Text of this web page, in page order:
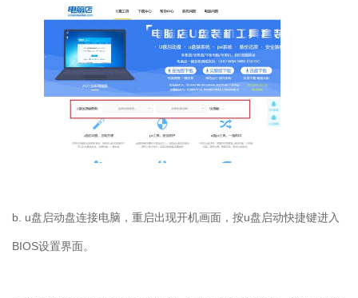
b. u盘启动盘连接电脑，重启出现开机画面，按u盘启动快捷键进入
BIOS设置界面。